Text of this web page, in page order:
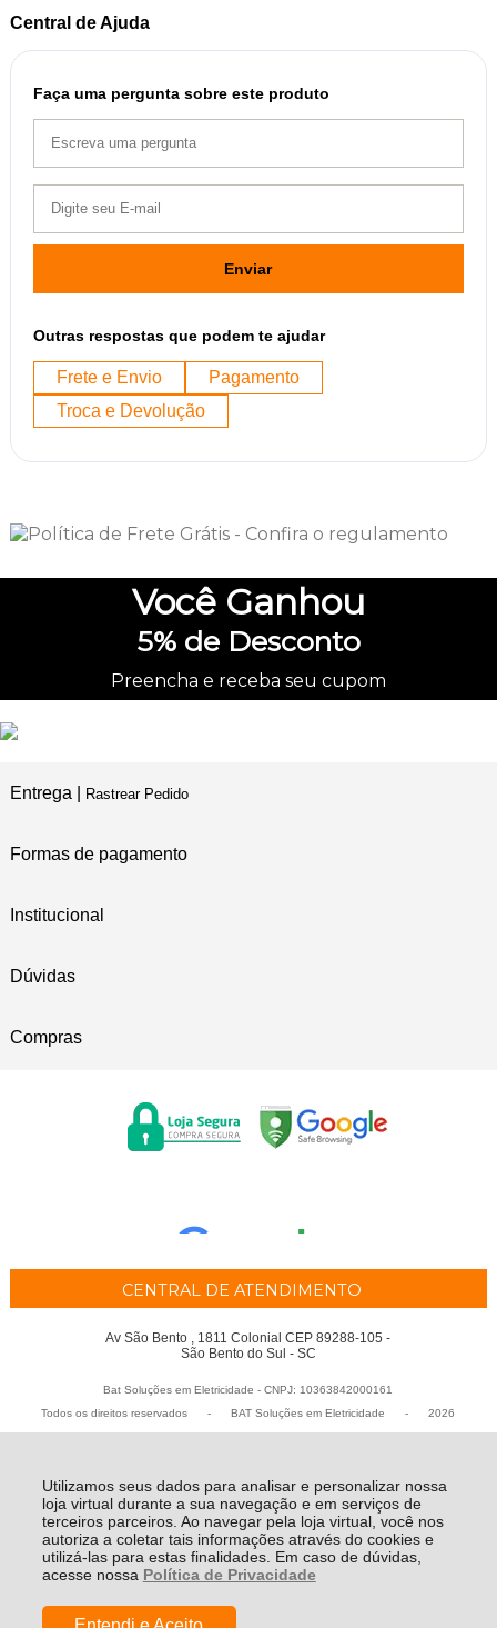
Utilizamos seus dados para analisar e personalizar nossa
loja virtual durante a sua navegação e em serviços de
terceiros parceiros. Ao navegar pela loja virtual, você nos
autoriza a coletar tais informações através do cookies e
utilizá-las para estas finalidades. Em caso de dúvidas,
acesse nossa Política de Privacidade
Central de Ajuda
Faça uma pergunta sobre este produto
Enviar
Outras respostas que podem te ajudar
Frete e Envio
Pagamento
Troca e Devolução
Você Ganhou
5%de Desconto
Preencha e receba seu cupom
Entrega | Rastrear Pedido
Formas de pagamento
Institucional
Dúvidas
Compras
CENTRAL DE ATENDIMENTO
Av São Bento , 1811 Colonial CEP 89288-105 -
São Bento do Sul - SC
Bat Soluções em Eletricidade - CNPJ: 10363842000161
Todos os direitos reservados
- BAT Soluções em Eletricidade - 2026